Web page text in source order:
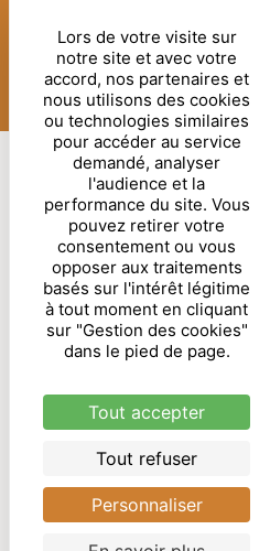
Gestion
© Sublimora – 2025.
réalisation de
Lors de votre visite sur
notre site et avec votre
accord, nos partenaires et
nous utilisons des cookies
ou technologies similaires
pour accéder au service
demandé, analyser
l'audience et la
performance du site. Vous
pouvez retirer votre
consentement ou vous
opposer aux traitements
basés sur l'intérêt légitime
à tout moment en cliquant
sur "Gestion des cookies"
dans le pied de page.
Tout accepter
Tout refuser
Personnaliser